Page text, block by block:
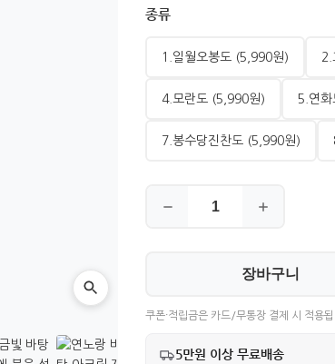
종류
1.일월오봉도 (5,990원) 2.
4.모란도 (5,990원) 5.연
7.봉수당진찬도 (5,990원)
장바구니
쿠폰·적립금은 카드/무통장 결제 시 적용
5만원 이상 무료배송